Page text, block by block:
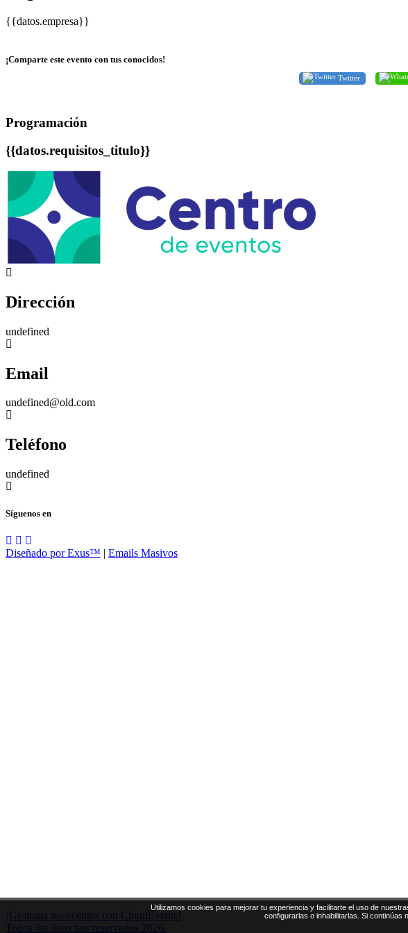
{{datos.empresa}}
¡Comparte este evento con tus conocidos!
Twitter
Programación
{{datos.requisitos_titulo}}
Dirección
undefined
Email
undefined@old.com
Teléfono
undefined
Síguenos en
Diseñado por Exus™ | Emails Masivos
¡Gestiona tus eventos con CloudEvents!
Todos los derechos reservados 2026.
Utilizamos cookies para mejorar tu experiencia y facilitarte el uso de
configurarlas o inhabilitarlas. Si continúas